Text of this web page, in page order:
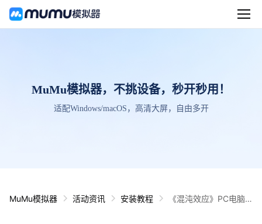
MuMu模拟器，不挑设备，秒开秒用！
适配Windows/macOS，高清大屏，自由多开
MuMu模拟器 活动资讯 安装教程
《混沌效应》PC电脑